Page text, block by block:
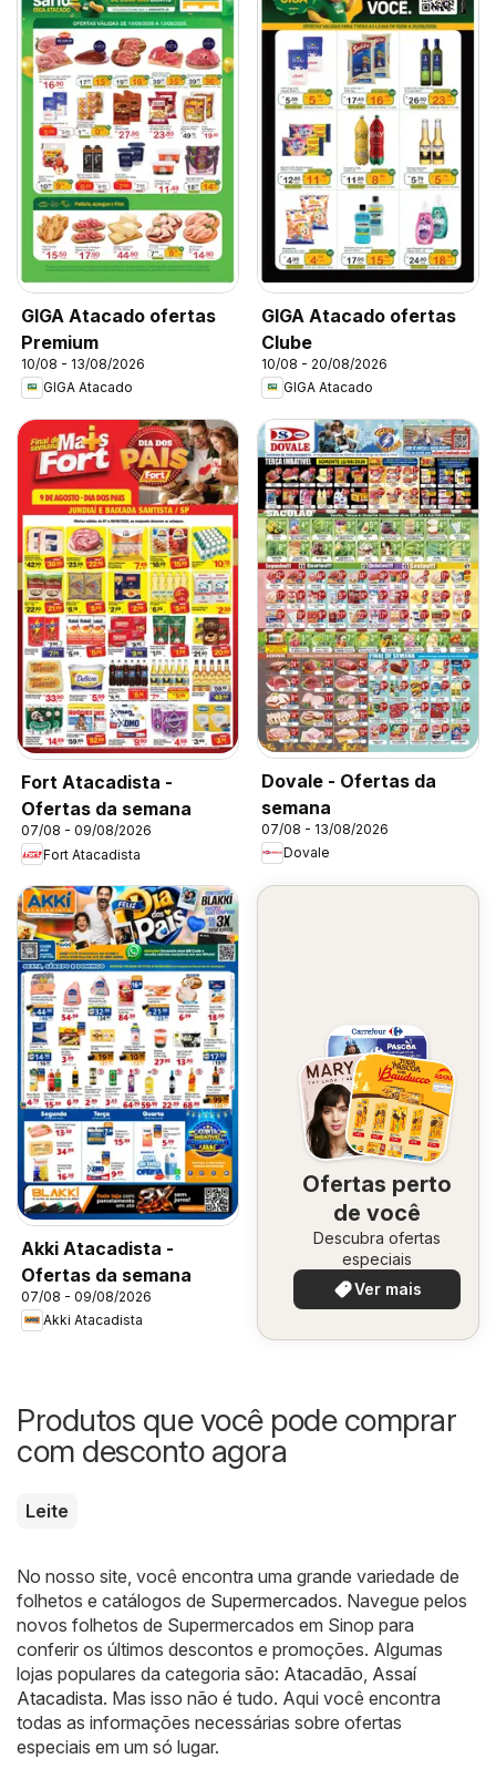
GIGA Atacado ofertas
Premium
10/08 - 13/08/2026
GIGA Atacado
GIGA Atacado ofertas
Clube
10/08 - 20/08/2026
GIGA Atacado
Fort Atacadista -
Ofertas da semana
07/08 - 09/08/2026
Fort Atacadista
Dovale - Ofertas da
semana
07/08 - 13/08/2026
Dovale
Akki Atacadista -
Ofertas da semana
07/08 - 09/08/2026
Akki Atacadista
Ofertas perto
de você
Descubra ofertas
especiais
Ver mais
Produtos que você pode comprar
com desconto agora
Leite
No nosso site, você encontra uma grande variedade de
folhetos e catálogos de Supermercados. Navegue pelos
novos folhetos de Supermercados em Sinop para
conferir os últimos descontos e promoções. Algumas
lojas populares da categoria são: Atacadão Assaí
Atacadista. Mas isso não é tudo. Aqui você encontra
todas as informações necessárias sobre ofertas
especiais em um só lugar.